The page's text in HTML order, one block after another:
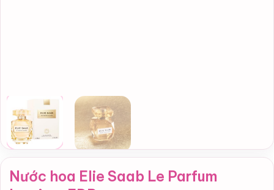
Nước hoa Elie Saab Le Parfum